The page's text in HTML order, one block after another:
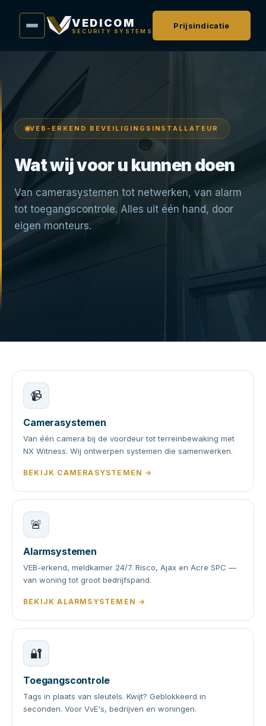
VEDICOM
SECURITY SYSTEMS
Prijsindicatie
VEB-ERKEND BEVEILIGINGSINSTALLATEUR
Wat wij voor u kunnen doen
Van camerasystemen tot netwerken, van alarm
tot toegangscontrole. Alles uit één hand, door
eigen monteurs.
📹
Camerasystemen
Van één camera bij de voordeur tot terreinbewaking met
NX Witness. Wij ontwerpen systemen die samenwerken.
BEKIJK CAMERASYSTEMEN →
🚨
Alarmsystemen
VEB-erkend, meldkamer 24/7. Risco, Ajax en Acre SPC —
van woning tot groot bedrijfspand.
BEKIJK ALARMSYSTEMEN →
🔐
Toegangscontrole
Tags in plaats van sleutels. Kwijt? Geblokkeerd in
seconden. Voor VvE's, bedrijven en woningen.